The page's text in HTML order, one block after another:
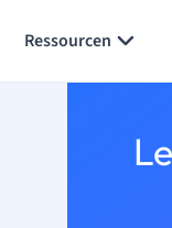
Ressourcen